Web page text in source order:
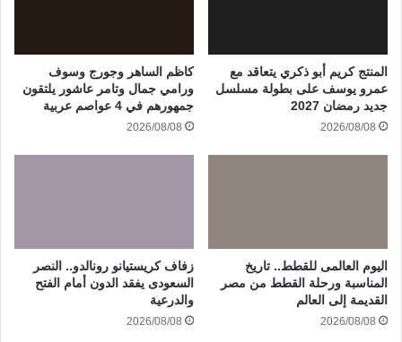
المنتج كريم أبو ذكري يتعاقد مع
عمرو يوسف على بطولة مسلسل
جديد رمضان 2027
2026/08/08
كاظم الساهر وجورج وسوف
ورامي جمال وتامر عاشور يلتقون
جمهورهم في 4 عواصم عربية
2026/08/08
اليوم العالمى للقطط.. تاريخ
المناسبة ورحلة القطط من مصر
القديمة إلى العالم
2026/08/08
زفاف كريستيانو رونالدو.. النصر
السعودى يفقد الدون أمام الفتح
والدرعية
2026/08/08